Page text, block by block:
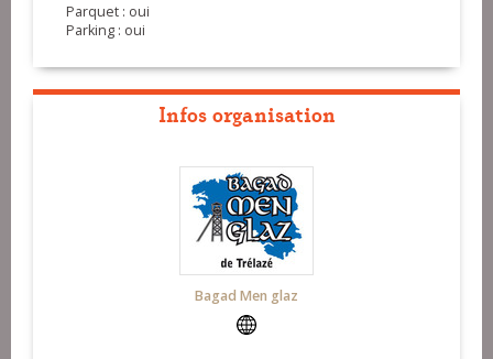
Parquet : oui
Parking : oui
Infos organisation
Bagad Men glaz